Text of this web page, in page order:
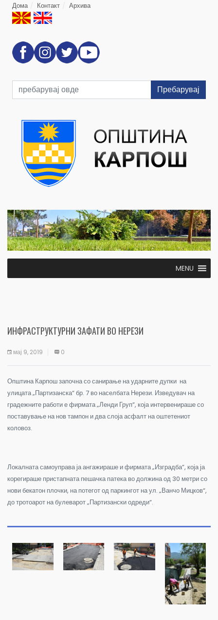
Дома Контакт Архива
Пребарувај
MENU
ИНФРАСТРУКТУРНИ ЗАФАТИ ВО НЕРЕЗИ
мај 9, 2019 0
Општина Карпош започна со санирање на ударните дупки на
улицата „Партизанска“ бр. 7 во населбата Нерези. Изведувач на
градежните работи е фирмата „Ленди Груп”, која интервенираше со
поставување на нов тампон и два слоја асфалт на оштетениот
коловоз.
Локалната самоуправа ја ангажираше и фирмата „Изградба”, која ја
корегираше пристапната пешачка патека во должина од 30 метри со
нови бекатон плочки, на потегот од паркингот на ул. „Ванчо Мицков“,
до тротоарот на булеварот „Партизански одреди“.